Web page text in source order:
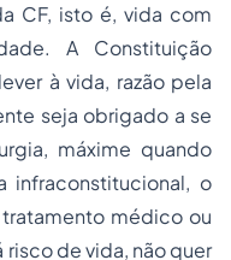
CF, isto é, vida com
A Constituição
à vida, razão pela
seja obrigado a se
máxime quando
infraconstitucional, o
médico ou
de vida, não quer